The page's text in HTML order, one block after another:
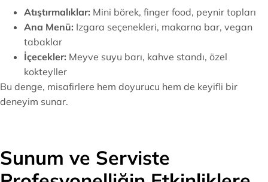
Atıştırmalıklar: Mini börek, finger food, peynir topları
Ana Menü: Izgara seçenekleri, makarna bar, vegan
tabaklar
İçecekler: Meyve suyu barı, kahve standı, özel
kokteyller
Bu denge, misafirlere hem doyurucu hem de keyifli bir
deneyim sunar.
Sunum ve Serviste